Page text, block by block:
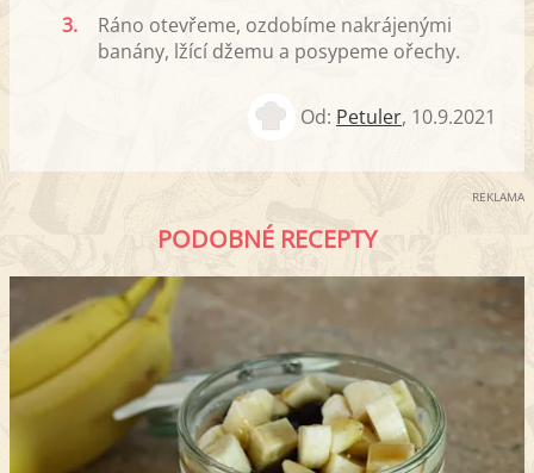
3.
Ráno otevřeme, ozdobíme nakrájenými
banány, lžící džemu a posypeme ořechy.
Od: Petuler, 10.9.2021
REKLAMA
PODOBNÉ RECEPTY